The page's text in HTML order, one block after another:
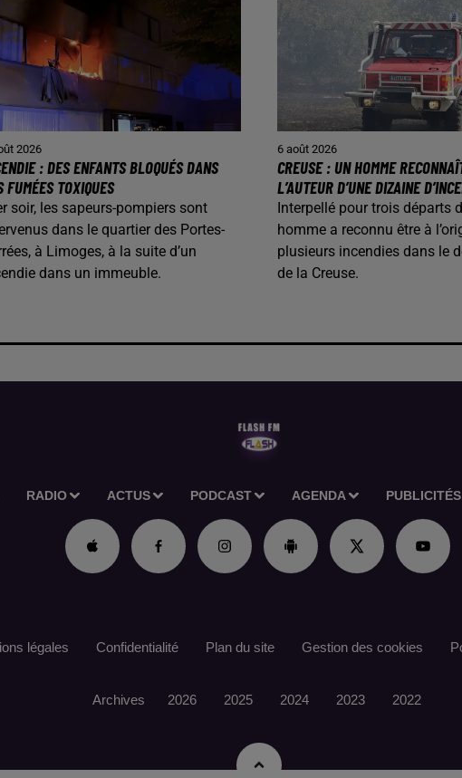
2026
: DES ENFANTS BLOQUÉS DANS
FUMÉES TOXIQUES
soir, les sapeurs-pompiers sont
dans le quartier des Portes-
à Limoges, à la suite d’un
dans un immeuble.
6 août 2026
CREUSE : UN HOMME
L’AUTEUR D’UNE DIZAINE
Interpellé pour trois départs
homme a reconnu être à
plusieurs incendies dans le
de la Creuse.
RADIO ACTUS PODCAST AGENDA PUBLICITÉS
légales Confidentialité Plan du site Gestion des cookies
Archives 2026 2025 2024 2023 2022